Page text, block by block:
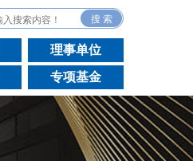
理事单位
专项基金